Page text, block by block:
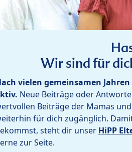
Wir sind für
vielen gemeinsamen
Neue Beiträge oder
Beiträge der Mamas
für dich zugänglich.
steht dir unser HiPP
zur Seite.